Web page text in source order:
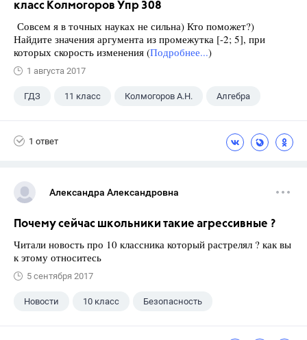
класс Колмогоров Упр 308
Совсем я в точных науках не сильна) Кто поможет?)
Найдите значения аргумента из промежутка [-2; 5], при
которых скорость изменения (Подробнее...)
1 августа 2017
ГДЗ 11 класс Колмогоров А.Н. Алгебра
1 ответ
Александра Александровна
Почему сейчас школьники такие агрессивные ?
Читали новость про 10 классника который растрелял ? как вы
к этому относитесь
5 сентября 2017
Новости 10 класс Безопасность